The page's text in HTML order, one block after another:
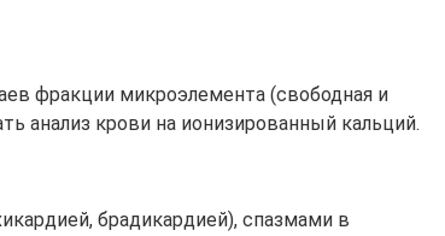
фракции микроэлемента (свободная и
анализ крови на ионизированный кальций.
брадикардией), спазмами в